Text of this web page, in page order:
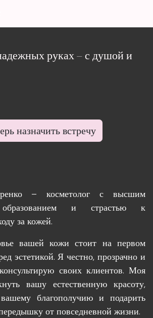
руках – с душой и
назначить встречу
– косметолог с высшим
образованием и страстью к
за кожей.
вашей кожи стоит на первом
эстетикой. Я честно, прозрачно и
своих клиентов. Моя
вашу естественную красоту,
вашему благополучию и подарить
от повседневной жизни.